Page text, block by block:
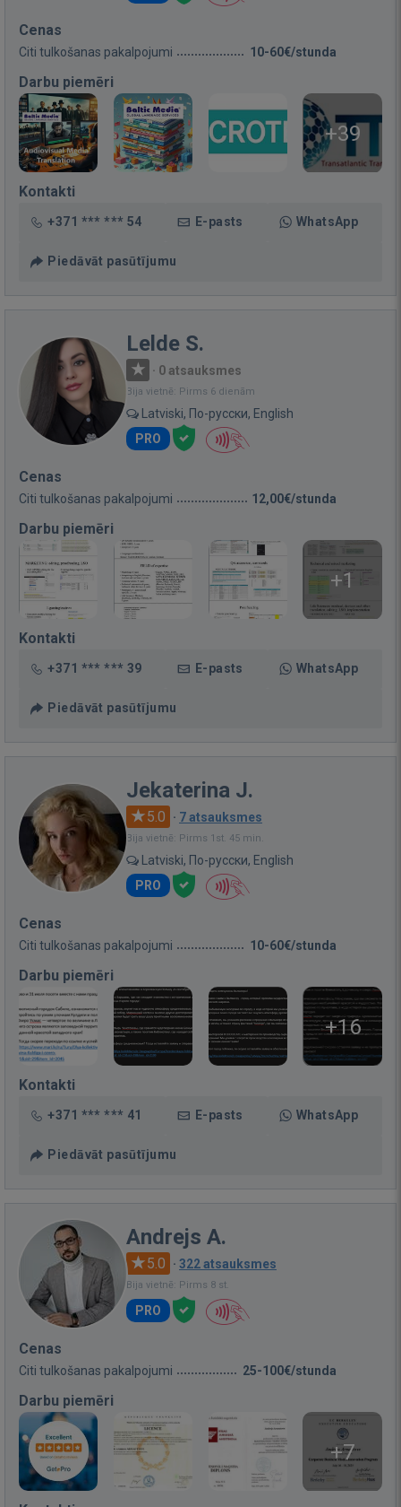
Cenas
Citi tulkošanas pakalpojumi 10-60€/stunda
Darbu piemēri
+39
Kontakti
+371 *** *** 54 E-pasts WhatsApp
Piedāvāt pasūtījumu
Lelde S.
· 0 atsauksmes
Bija vietnē: Pirms 6 dienām
Latviski, По-русски, English
PRO
Cenas
Citi tulkošanas pakalpojumi 12,00€/stunda
Darbu piemēri
+1
Kontakti
+371 *** *** 39 E-pasts WhatsApp
Piedāvāt pasūtījumu
Jekaterina J.
5.0 · 7 atsauksmes
Bija vietnē: Pirms 1st. 45 min.
Latviski, По-русски, English
PRO
Cenas
Citi tulkošanas pakalpojumi 10-60€/stunda
Darbu piemēri
+16
Kontakti
+371 *** *** 41 E-pasts WhatsApp
Piedāvāt pasūtījumu
Andrejs A.
5.0 · 322 atsauksmes
Bija vietnē: Pirms 8 st.
PRO
Cenas
Citi tulkošanas pakalpojumi 25-100€/stunda
Darbu piemēri
+7